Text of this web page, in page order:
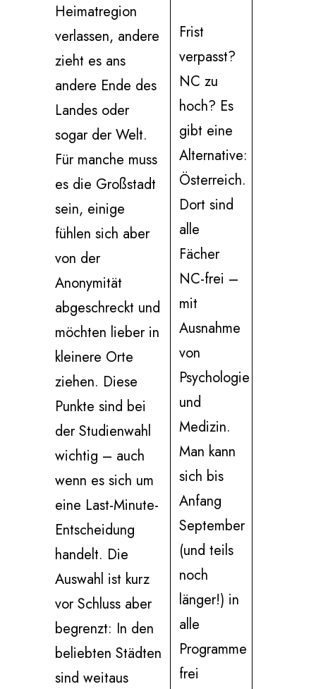
Frist
verpasst?
NC zu
hoch? Es
gibt eine
Alternative:
Österreich.
Dort sind
alle
Fächer
NC-frei –
mit
Ausnahme
von
Psychologie
und
Medizin.
Man kann
sich bis
Anfang
September
(und teils
noch
länger!) in
alle
Programme
frei
Heimatregion
verlassen, andere
zieht es ans
andere Ende des
Landes oder
sogar der Welt.
Für manche muss
es die Großstadt
sein, einige
fühlen sich aber
von der
Anonymität
abgeschreckt und
möchten lieber in
kleinere Orte
ziehen. Diese
Punkte sind bei
der Studienwahl
wichtig – auch
wenn es sich um
eine Last-Minute-
Entscheidung
handelt. Die
Auswahl ist kurz
vor Schluss aber
begrenzt: In den
beliebten Städten
sind weitaus